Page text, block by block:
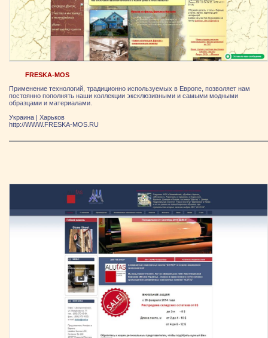
FRESKA-MOS
Применение технологий, традиционно используемых в Европе, позволяет нам
постоянно пополнять наши коллекции эксклюзивными и самыми модными
образцами и материалами.
Украина | Харьков
http://WWW.FRESKA-MOS.RU